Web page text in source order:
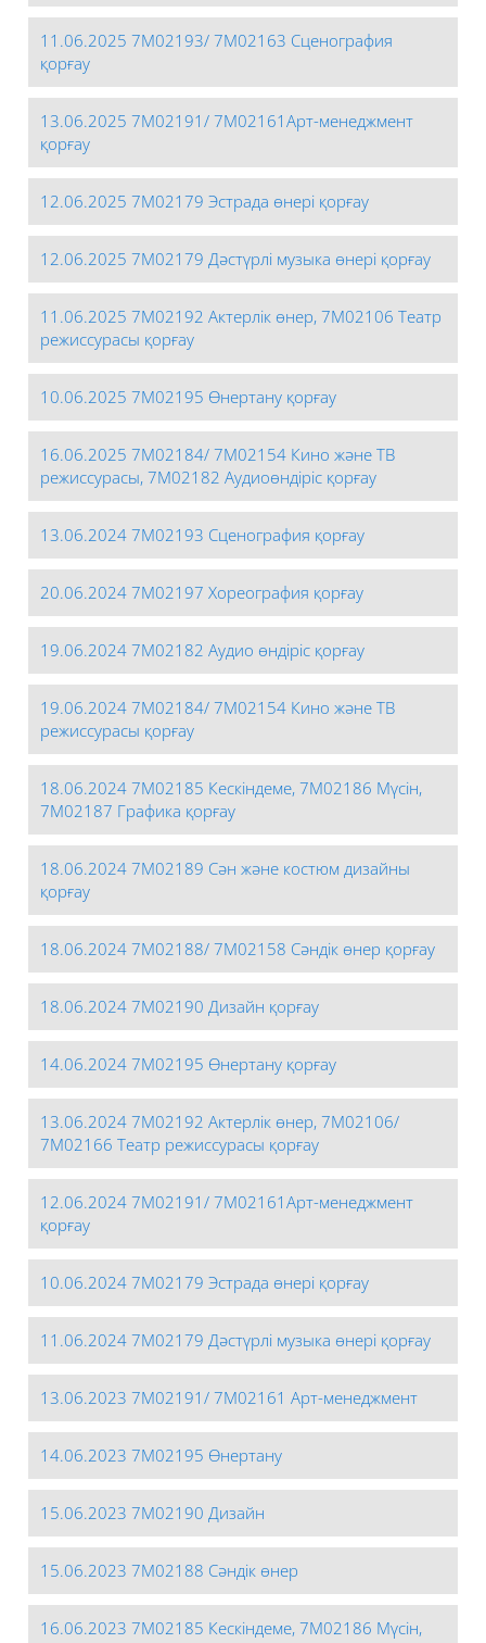
11.06.2025 7М02193/ 7М02163 Сценография
қорғау
13.06.2025 7М02191/ 7М02161Арт-менеджмент
қорғау
12.06.2025 7М02179 Эстрада өнері қорғау
12.06.2025 7М02179 Дәстүрлі музыка өнері қорғау
11.06.2025 7М02192 Актерлік өнер, 7М02106 Театр
режиссурасы қорғау
10.06.2025 7М02195 Өнертану қорғау
16.06.2025 7М02184/ 7М02154 Кино және ТВ
режиссурасы, 7М02182 Аудиоөндіріс қорғау
13.06.2024 7М02193 Сценография қорғау
20.06.2024 7М02197 Хореография қорғау
19.06.2024 7М02182 Аудио өндіріс қорғау
19.06.2024 7М02184/ 7М02154 Кино және ТВ
режиссурасы қорғау
18.06.2024 7М02185 Кескіндеме, 7М02186 Мүсін,
7М02187 Графика қорғау
18.06.2024 7М02189 Сән және костюм дизайны
қорғау
18.06.2024 7М02188/ 7М02158 Сәндік өнер қорғау
18.06.2024 7М02190 Дизайн қорғау
14.06.2024 7М02195 Өнертану қорғау
13.06.2024 7М02192 Актерлік өнер, 7М02106/
7М02166 Театр режиссурасы қорғау
12.06.2024 7М02191/ 7М02161Арт-менеджмент
қорғау
10.06.2024 7М02179 Эстрада өнері қорғау
11.06.2024 7М02179 Дәстүрлі музыка өнері қорғау
13.06.2023 7М02191/ 7М02161 Арт-менеджмент
14.06.2023 7М02195 Өнертану
15.06.2023 7М02190 Дизайн
15.06.2023 7М02188 Сәндік өнер
16.06.2023 7М02185 Кескіндеме, 7М02186 Мүсін,